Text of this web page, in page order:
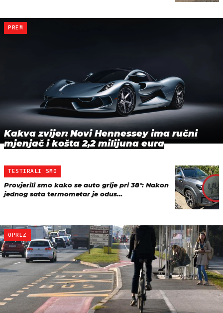
PREM
Kakva zvijer: Novi Hennessey ima ručni
mjenjač i košta 2,2 milijuna eura
TESTIRALI SMO
Provjerili smo kako se auto grije pri 38°: Nakon
jednog sata termometar je odus…
OPREZ